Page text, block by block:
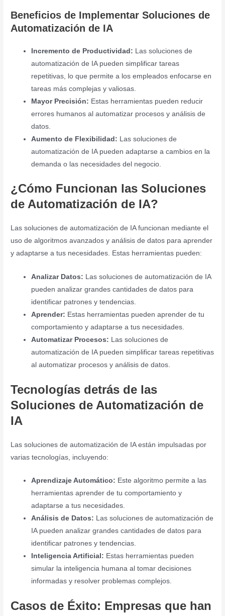
Beneficios de Implementar Soluciones de
Automatización de IA
Incremento de Productividad: Las soluciones de
automatización de IA pueden simplificar tareas
repetitivas, lo que permite a los empleados enfocarse en
tareas más complejas y valiosas.
Mayor Precisión: Estas herramientas pueden reducir
errores humanos al automatizar procesos y análisis de
datos.
Aumento de Flexibilidad: Las soluciones de
automatización de IA pueden adaptarse a cambios en la
demanda o las necesidades del negocio.
¿Cómo Funcionan las Soluciones
de Automatización de IA?
Las soluciones de automatización de IA funcionan mediante el
uso de algoritmos avanzados y análisis de datos para aprender
y adaptarse a tus necesidades. Estas herramientas pueden:
Analizar Datos: Las soluciones de automatización de IA
pueden analizar grandes cantidades de datos para
identificar patrones y tendencias.
Aprender: Estas herramientas pueden aprender de tu
comportamiento y adaptarse a tus necesidades.
Automatizar Procesos: Las soluciones de
automatización de IA pueden simplificar tareas repetitivas
al automatizar procesos y análisis de datos.
Tecnologías detrás de las
Soluciones de Automatización de
IA
Las soluciones de automatización de IA están impulsadas por
varias tecnologías, incluyendo:
Aprendizaje Automático: Este algoritmo permite a las
herramientas aprender de tu comportamiento y
adaptarse a tus necesidades.
Análisis de Datos: Las soluciones de automatización de
IA pueden analizar grandes cantidades de datos para
identificar patrones y tendencias.
Inteligencia Artificial: Estas herramientas pueden
simular la inteligencia humana al tomar decisiones
informadas y resolver problemas complejos.
Casos de Éxito: Empresas que han